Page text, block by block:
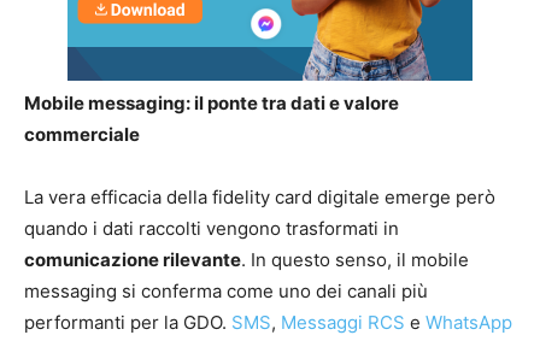
Mobile messaging: il ponte tra dati e valore
commerciale
La vera efficacia della fidelity card digitale emerge però
quando i dati raccolti vengono trasformati in
comunicazione rilevante. In questo senso, il mobile
messaging si conferma come uno dei canali più
performanti per la GDO. SMS, Messaggi RCS e WhatsApp